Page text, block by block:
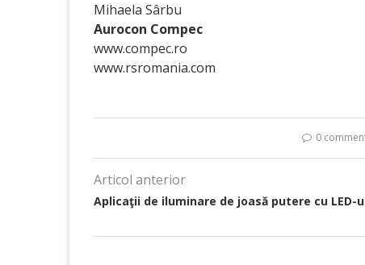
Mihaela Sârbu
Aurocon Compec
www.compec.ro
www.rsromania.com
0
Articol anterior
Aplicaţii de iluminare de joasă putere cu LED-